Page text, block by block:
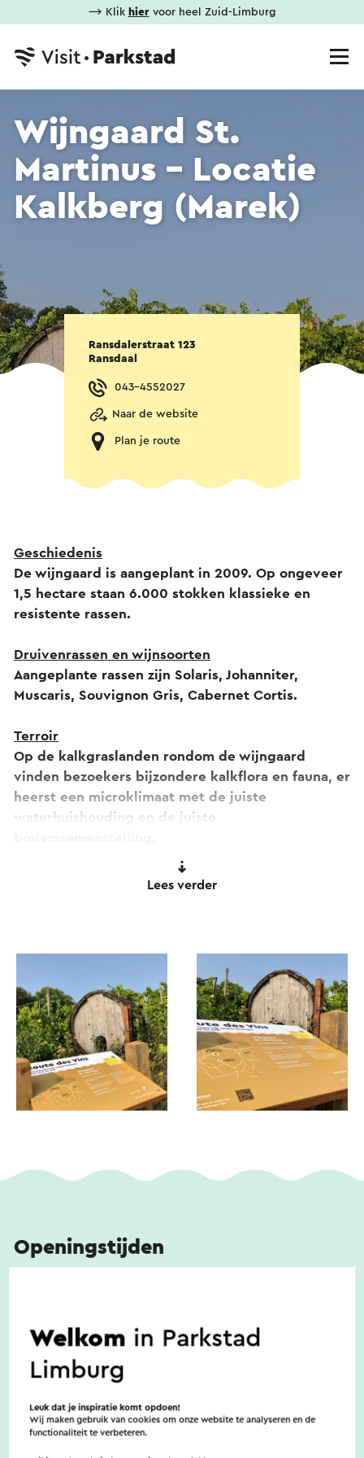
⟶ Klik hiervoor heel Zuid-Limburg
Wijngaard St.
Martinus - Locatie
Kalkberg (Marek)
Ransdalerstraat 123
Ransdaal
043-4552027
Naar de website
Plan je route
Geschiedenis
De wijngaard is aangeplant in 2009. Op ongeveer
1,5 hectare staan 6.000 stokken klassieke en
resistente rassen.
Druivenrassen en wijnsoorten
Aangeplante rassen zijn Solaris, Johanniter,
Muscaris, Souvignon Gris, Cabernet Cortis.
Terroir
Op de kalkgraslanden rondom de wijngaard
vinden bezoekers bijzondere kalkflora en fauna, er
heerst een microklimaat met de juiste
waterhuishouding en de juiste
Landschap en klimaat
Het hele wijnproces is in handen van Wijngaard
St. Martinus te Vijlen. De druiven worden met de
hand geplukt, daarna naar Vijlen getransporteerd
alwaar het proces van het wijn maken wordt
gerealiseerd.
Wijngaard St. Martinus op locatie Kalkberg is
Lees verder
Openingstijden
op aanvraag te organiseren op locatie te Vijlen
Toegankelijkheid
Welkom in Parkstad
Limburg
Leuk dat je inspiratie komt opdoen!
Wij maken gebruik van cookies om onze website te analyseren en de
functionaliteit te verbeteren.